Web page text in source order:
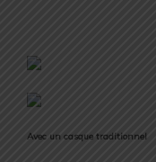
Avec un casque traditionnel